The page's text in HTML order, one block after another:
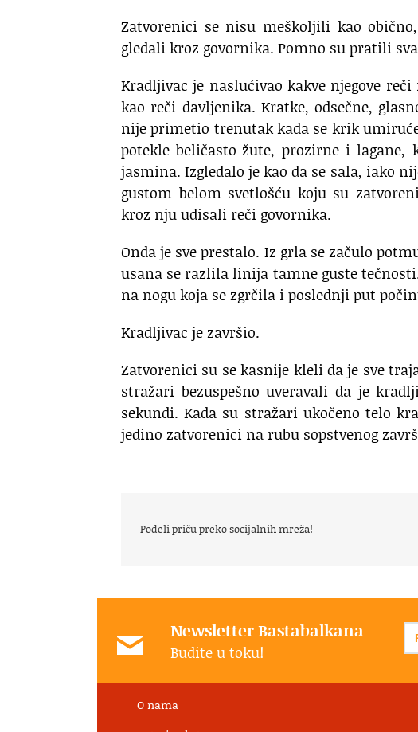
Zatvorenici se nisu meškoljili kao
gledali kroz govornika. Pomno su pratili
Kradljivac je naslućivao kakve njegove
kao reči davljenika. Kratke, odsečne,
nije primetio trenutak kada se krik
potekle beličasto-žute, prozirne i lagane,
jasmina. Izgledalo je kao da se sala, iako
gustom belom svetlošću koju su
kroz nju udisali reči govornika.
Onda je sve prestalo. Iz grla se začulo
usana se razlila linija tamne guste
na nogu koja se zgrčila i poslednji put
Kradljivac je završio.
Zatvorenici su se kasnije kleli da je sve
stražari bezuspešno uveravali da je
sekundi. Kada su stražari ukočeno telo
jedino zatvorenici na rubu sopstvenog
Podeli priču preko socijalnih mreža!
Newsletter Bastabalkana
Budite u toku!
O nama